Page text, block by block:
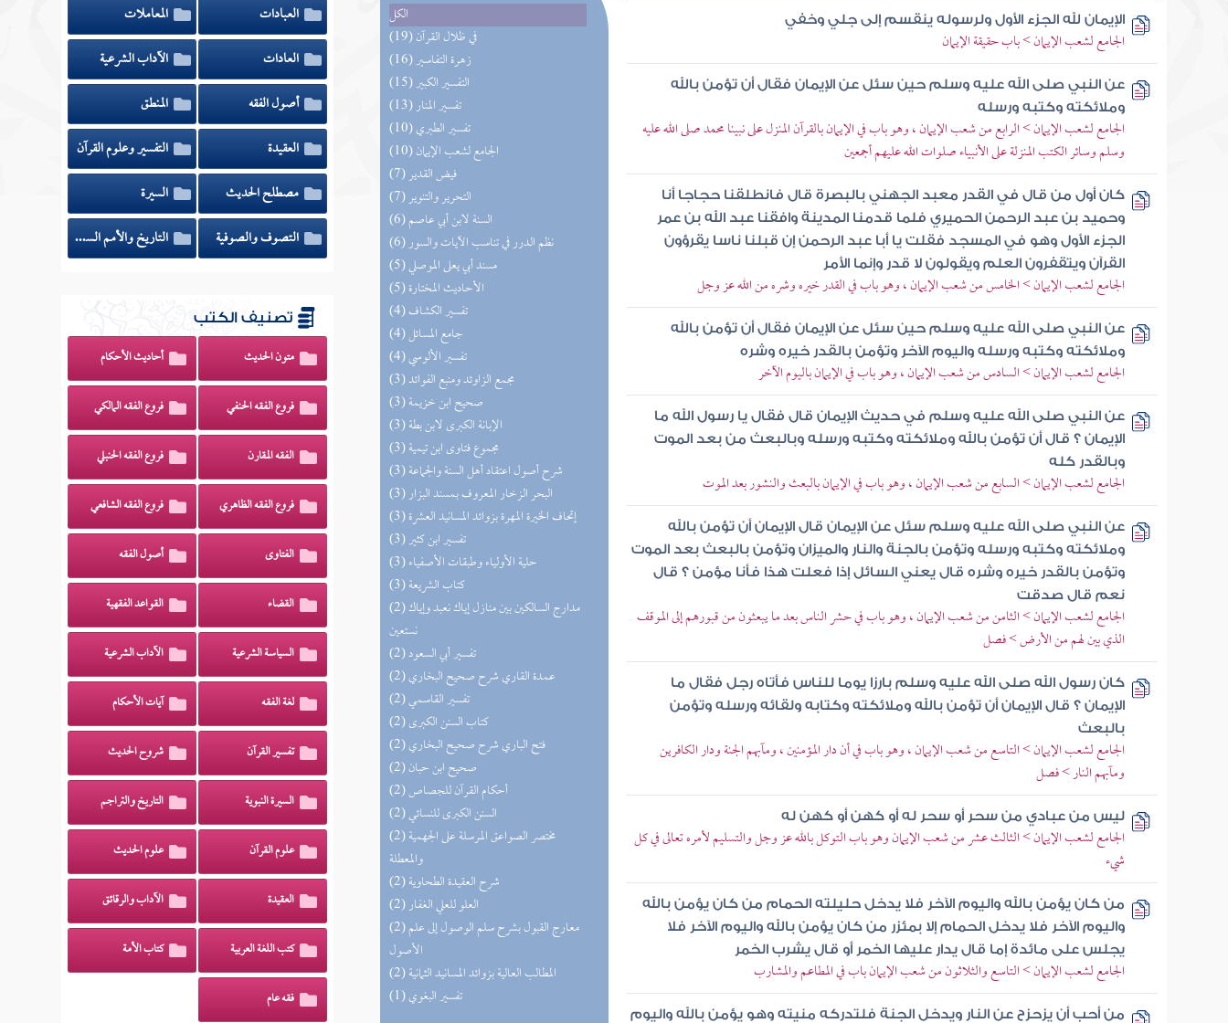
الكل
(19) في ظلال القرآن
(16) زهرة التفاسير
(15) التفسير الكبير
(13) تفسير المنار
(10) تفسير الطبري
(10) الجامع لشعب الإيمان
(7) فيض القدير
(7) التحرير والتنوير
(6) السنة لابن أبي عاصم
(6) نظم الدرر في تناسب الآيات والسور
(5) مسند أبي يعلى الموصلي
(5) الأحاديث المختارة
(4) تفسير الكشاف
(4) جامع المسائل
(4) تفسير الألوسي
(3) مجمع الزاوئد ومنبع الفوائد
(3) صحيح ابن خزيمة
(3) الإبانة الكبرى لابن بطة
(3) مجموع فتاوى ابن تيمية
(3) شرح أصول اعتقاد أهل السنة والجماعة
(3) البحر الزخار المعروف بمسند البزار
(3) إتحاف الخيرة المهرة بزوائد المسانيد العشرة
(3) تفسير ابن كثير
(3) حلية الأولياء وطبقات الأصفياء
(3) كتاب الشريعة
(2) مدارج السالكين بين منازل إياك نعبد وإياك
نستعين
(2) تفسير أبي السعود
(2) عمدة القاري شرح صحيح البخاري
(2) تفسير القاسمي
(2) كتاب السنن الكبرى
(2) فتح الباري شرح صحيح البخاري
(2) صحيح ابن حبان
(2) أحكام القرآن للجصاص
(2) السنن الكبرى للنسائي
(2) مختصر الصواعق المرسلة على الجهمية
والمعطلة
(2) شرح العقيدة الطحاوية
(2) العلو للعلي الغفار
(2) معارج القبول بشرح سلم الوصول إلى علم
الأصول
(2) المطالب العالية بزوائد المسانيد الثمانية
(1) تفسير البغوي
الإيمان لله الجزء الأول ولرسوله ينقسم إلى جلي وخفي
الجامع لشعب الإيمان > باب حقيقة الإيمان
عن النبي صلى الله عليه وسلم حين سئل عن الإيمان فقال أن تؤمن بالله
وملائكته وكتبه ورسله
الجامع لشعب الإيمان > الرابع من شعب الإيمان ، وهو باب في الإيمان بالقرآن المنزل على نبينا محمد صلى الله عليه
وسلم وسائر الكتب المنزلة على الأنبياء صلوات الله عليهم أجمعين
كان أول من قال في القدر معبد الجهني بالبصرة قال فانطلقنا حجاجا أنا
وحميد بن عبد الرحمن الحميري فلما قدمنا المدينة وافقنا عبد الله بن عمر
الجزء الأول وهو في المسجد فقلت يا أبا عبد الرحمن إن قبلنا ناسا يقرؤون
القرآن ويتقفرون العلم ويقولون لا قدر وإنما الأمر
الجامع لشعب الإيمان > الخامس من شعب الإيمان ، وهو باب في القدر خيره وشره من الله عز وجل
عن النبي صلى الله عليه وسلم حين سئل عن الإيمان فقال أن تؤمن بالله
وملائكته وكتبه ورسله واليوم الآخر وتؤمن بالقدر خيره وشره
الجامع لشعب الإيمان > السادس من شعب الإيمان ، وهو باب في الإيمان باليوم الآخر
عن النبي صلى الله عليه وسلم في حديث الإيمان قال فقال يا رسول الله ما
الإيمان ؟ قال أن تؤمن بالله وملائكته وكتبه ورسله وبالبعث من بعد الموت
وبالقدر كله
الجامع لشعب الإيمان > السابع من شعب الإيمان ، وهو باب في الإيمان بالبعث والنشور بعد الموت
عن النبي صلى الله عليه وسلم سئل عن الإيمان قال الإيمان أن تؤمن بالله
وملائكته وكتبه ورسله وتؤمن بالجنة والنار والميزان وتؤمن بالبعث بعد الموت
وتؤمن بالقدر خيره وشره قال يعني السائل إذا فعلت هذا فأنا مؤمن ؟ قال
نعم قال صدقت
الجامع لشعب الإيمان > الثامن من شعب الإيمان ، وهو باب في حشر الناس بعد ما يبعثون من قبورهم إلى الموقف
الذي بين لهم من الأرض > فصل
كان رسول الله صلى الله عليه وسلم بارزا يوما للناس فأتاه رجل فقال ما
الإيمان ؟ قال الإيمان أن تؤمن بالله وملائكته وكتابه ولقائه ورسله وتؤمن
بالبعث
الجامع لشعب الإيمان > التاسع من شعب الإيمان ، وهو باب في أن دار المؤمنين ، ومآبهم الجنة ودار الكافرين
ومآبهم النار > فصل
ليس من عبادي من سحر أو سحر له أو كهن أو كهن له
الجامع لشعب الإيمان > الثالث عشر من شعب الإيمان وهو باب التوكل بالله عز وجل والتسليم لأمره تعالى في كل
شيء
من كان يؤمن بالله واليوم الآخر فلا يدخل حليلته الحمام من كان يؤمن بالله
واليوم الآخر فلا يدخل الحمام إلا بمئزر من كان يؤمن بالله واليوم الآخر فلا
يجلس على مائدة إما قال يدار عليها الخمر أو قال يشرب الخمر
الجامع لشعب الإيمان > التاسع والثلاثون من شعب الإيمان باب في المطاعم والمشارب
من أحب أن يزحزح عن النار ويدخل الجنة فلتدركه منيته وهو يؤمن بالله واليوم
العبادات
المعاملات
العادات
الآداب الشرعية
أصول الفقه
المنطق
العقيدة
التفسير وعلوم القرآن
مصطلح الحديث
السيرة
التصوف والصوفية
التاريخ والأمم السابقة
تصنيف الكتب
متون الحديث أحاديث الأحكام
فروع الفقه الحنفي فروع الفقه المالكي
الفقه المقارن فروع الفقه الحنبلي
فروع الفقه الظاهري فروع الفقه الشافعي
الفتاوى أصول الفقه
القضاء القواعد الفقهية
السياسة الشرعية الآداب الشرعية
لغة الفقه آيات الأحكام
تفسير القرآن شروح الحديث
السيرة النبوية التاريخ والتراجم
علوم القرآن علوم الحديث
العقيدة الآداب والرقائق
كتب اللغة العربية كتاب الأمة
فقه عام